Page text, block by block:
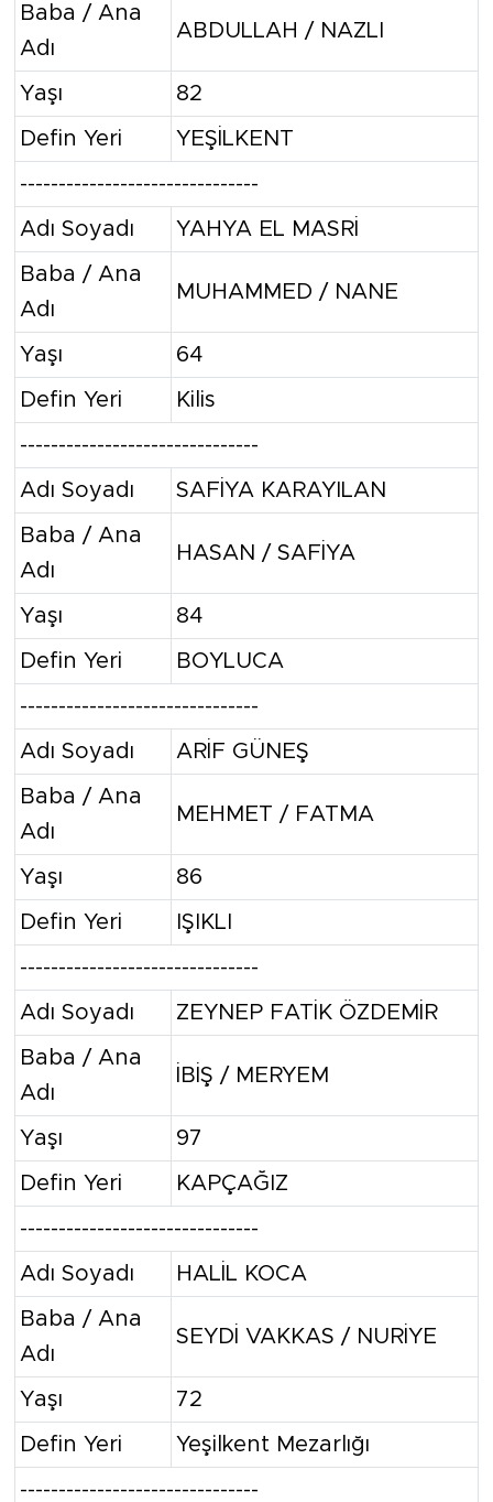
Baba / Ana
Adı
ABDULLAH / NAZLI
Yaşı 82
Defin Yeri YEŞİLKENT
-------------------------------
Adı Soyadı YAHYA EL MASRİ
Baba / Ana
Adı
MUHAMMED / NANE
Yaşı 64
Defin Yeri Kilis
-------------------------------
Adı Soyadı SAFİYA KARAYILAN
Baba / Ana
Adı
HASAN / SAFİYA
Yaşı 84
Defin Yeri BOYLUCA
-------------------------------
Adı Soyadı ARİF GÜNEŞ
Baba / Ana
Adı
MEHMET / FATMA
Yaşı 86
Defin Yeri IŞIKLI
-------------------------------
Adı Soyadı ZEYNEP FATİK ÖZDEMİR
Baba / Ana
Adı
İBİŞ / MERYEM
Yaşı 97
Defin Yeri KAPÇAĞIZ
-------------------------------
Adı Soyadı HALİL KOCA
Baba / Ana
Adı
SEYDİ VAKKAS / NURİYE
Yaşı 72
Defin Yeri Yeşilkent Mezarlığı
-------------------------------